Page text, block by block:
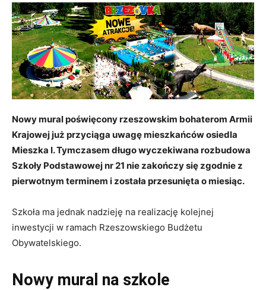
Nowy mural poświęcony rzeszowskim bohaterom Armii
Krajowej już przyciąga uwagę mieszkańców osiedla
Mieszka I. Tymczasem długo wyczekiwana rozbudowa
Szkoły Podstawowej nr 21 nie zakończy się zgodnie z
pierwotnym terminem i została przesunięta o miesiąc.
Szkoła ma jednak nadzieję na realizację kolejnej
inwestycji w ramach Rzeszowskiego Budżetu
Obywatelskiego.
Nowy mural na szkole